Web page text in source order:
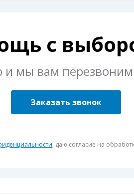
с
и мы вам перезвоним
Заказать звонок
даю согласие на